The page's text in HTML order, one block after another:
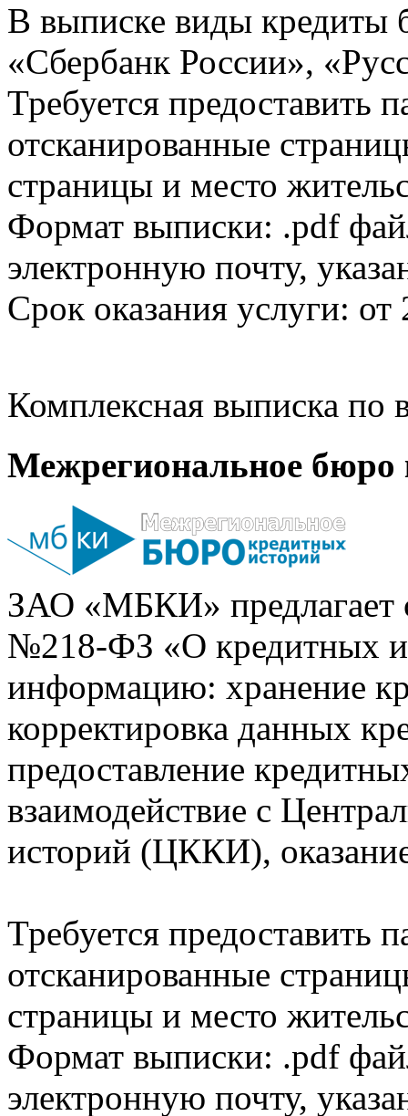
В выписке виды кредиты
«Сбербанк России»,
Требуется предоставить
отсканированные
страницы и место
Формат выписки: .pdf
электронную почту,
Срок оказания услуги: от
Комплексная выписка
Межрегиональное бюро
ЗАО «МБКИ» предлагает
№218-ФЗ «О кредитных
информацию: хранение
корректировка данных
предоставление
взаимодействие с
историй (ЦККИ),
Требуется предоставить
отсканированные
страницы и место
Формат выписки: .pdf
электронную почту,